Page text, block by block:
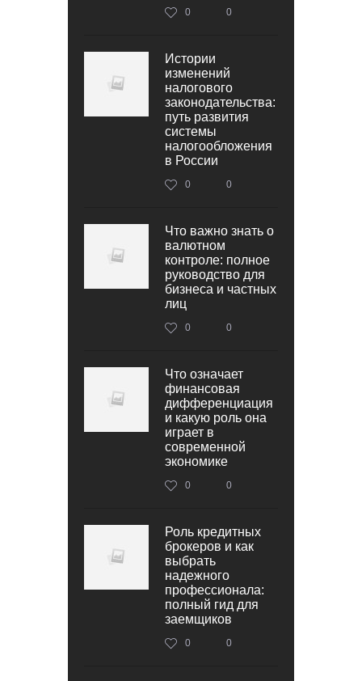
0 0
Истории
изменений
налогового
законодательства:
путь развития
системы
налогообложения
в России
0 0
Что важно знать о
валютном
контроле: полное
руководство для
бизнеса и частных
лиц
0 0
Что означает
финансовая
дифференциация
и какую роль она
играет в
современной
экономике
0 0
Роль кредитных
брокеров и как
выбрать
надежного
профессионала:
полный гид для
заемщиков
0 0